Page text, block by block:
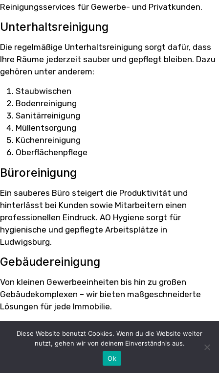
Reinigungsservices für Gewerbe- und Privatkunden.
Unterhaltsreinigung
Die regelmäßige Unterhaltsreinigung sorgt dafür, dass
Ihre Räume jederzeit sauber und gepflegt bleiben. Dazu
gehören unter anderem:
Staubwischen
Bodenreinigung
Sanitärreinigung
Müllentsorgung
Küchenreinigung
Oberflächenpflege
Büroreinigung
Ein sauberes Büro steigert die Produktivität und
hinterlässt bei Kunden sowie Mitarbeitern einen
professionellen Eindruck. AO Hygiene sorgt für
hygienische und gepflegte Arbeitsplätze in
Ludwigsburg.
Gebäudereinigung
Von kleinen Gewerbeeinheiten bis hin zu großen
Gebäudekomplexen – wir bieten maßgeschneiderte
Lösungen für jede Immobilie.
Ein gepflegtes Treppenhaus ist die Visitenkarte jeder
Immobilie. Unsere regelmäßige Treppenhausreinigung
Diese Website benutzt Cookies. Wenn du die Website weiter
nutzt, gehen wir von deinem Einverständnis aus.
Ok